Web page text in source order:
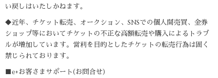
い戻しはいたしかねます。
◆近年、チケット転売、オークション、SNSでの個人間売買、金券
ショップ等においてチケットの不正な高額転売や購入によるトラブ
ルが増加しています。営利を目的としたチケットの転売行為は固く
禁じられております。
■e+お客さまサポート(お問合せ)